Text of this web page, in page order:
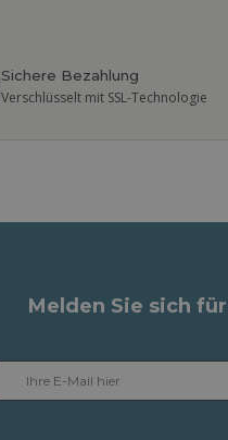
Sichere Bezahlung
Verschlüsselt mit SSL-Technologie
Melden Sie sich